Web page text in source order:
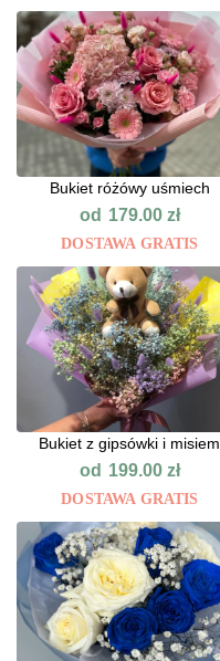
Bukiet różówy uśmiech
od 179.00 zł
DOSTAWA GRATIS
Bukiet z gipsówki i misiem
od 199.00 zł
DOSTAWA GRATIS